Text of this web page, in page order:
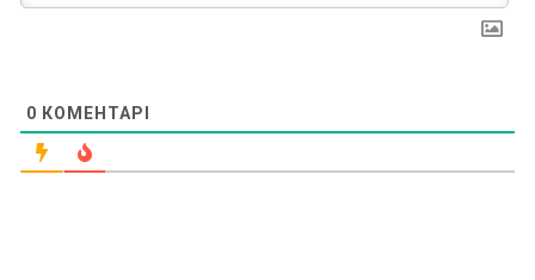
0 КОМЕНТАРІ